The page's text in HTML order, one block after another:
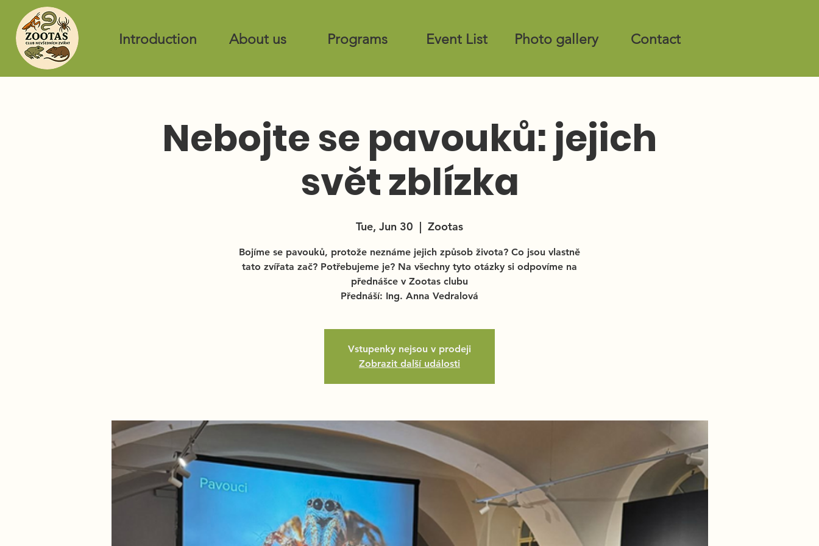
Introduction About us Programs Event List Photo gallery Contact
Nebojte se pavouků: jejich
svět zblízka
Tue, Jun 30
  |
Zootas
Bojíme se pavouků, protože neznáme jejich způsob života? Co jsou vlastně
tato zvířata zač? Potřebujeme je? Na všechny tyto otázky si odpovíme na
přednášce v Zootas clubu
Přednáší: Ing. Anna Vedralová
Vstupenky nejsou v prodeji
Zobrazit další události